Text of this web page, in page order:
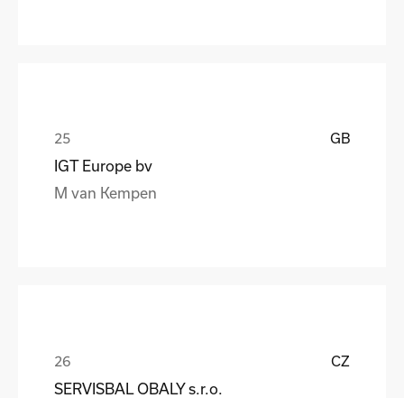
GB
IGT Europe bv
M van Kempen
CZ
SERVISBAL OBALY s.r.o.